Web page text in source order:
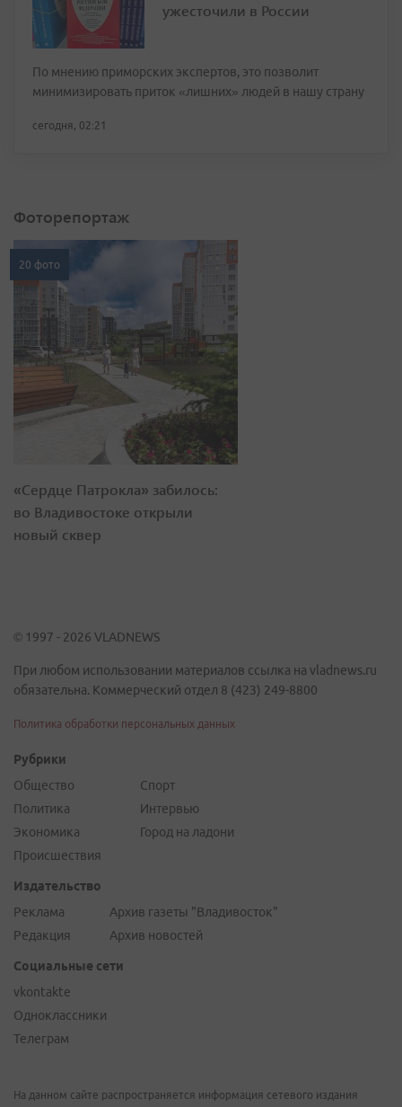
ужесточили в России
По мнению приморских экспертов, это позволит
минимизировать приток «лишних» людей в нашу страну
сегодня, 02:21
Фоторепортаж
20 фото
«Сердце Патрокла» забилось:
во Владивостоке открыли
новый сквер
© 1997 - 2026 VLADNEWS
При любом использовании материалов ссылка на vladnews.ru
обязательна. Коммерческий отдел 8 (423) 249-8800
Политика обработки персональных данных
Рубрики
Общество
Политика
Экономика
Происшествия
Спорт
Интервью
Город на ладони
Издательство
Реклама
Редакция
Архив газеты "Владивосток"
Архив новостей
Социальные сети
vkontakte
Одноклассники
Телеграм
На данном сайте распространяется информация сетевого издания